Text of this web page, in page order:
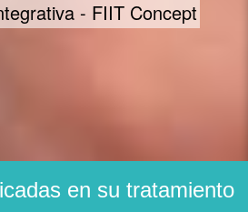
- FIIT Concept
en su tratamiento